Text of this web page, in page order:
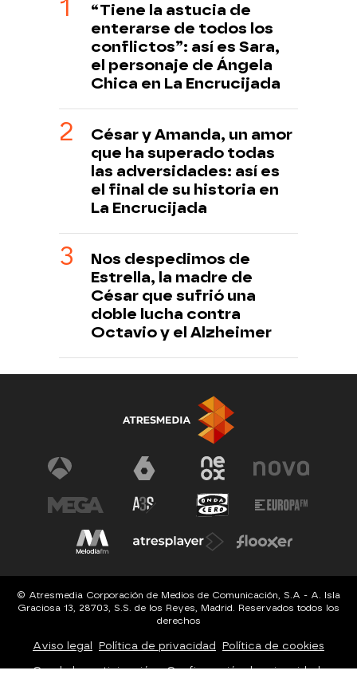
“Tiene la astucia de
enterarse de todos los
conflictos”: así es Sara,
el personaje de Ángela
Chica en La Encrucijada
César y Amanda, un amor
que ha superado todas
las adversidades: así es
el final de su historia en
La Encrucijada
Nos despedimos de
Estrella, la madre de
César que sufrió una
doble lucha contra
Octavio y el Alzheimer
© Atresmedia Corporación de Medios de Comunicación, S.A - A. Isla
Graciosa 13, 28703, S.S. de los Reyes, Madrid. Reservados todos los
derechos
Aviso legal Política de privacidad Política de cookies
Cond. de participación Configuración de privacidad